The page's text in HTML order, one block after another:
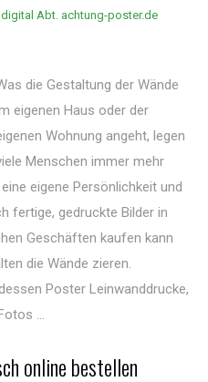
Abt. achtung-poster.de
die Gestaltung der Wände
eigenen Haus oder der
Wohnung angeht, legen
Menschen immer mehr
eigene Persönlichkeit und
fertige, gedruckte Bilder in
Geschäften kaufen kann
die Wände zieren.
Poster Leinwanddrucke,
...
online bestellen